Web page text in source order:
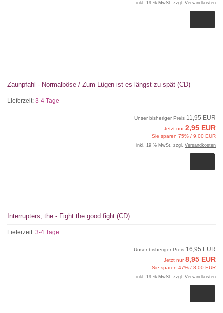
inkl. 19 % MwSt. zzgl. Versandkosten
Zaunpfahl - Normalböse / Zum Lügen ist es längst zu spät (CD)
Lieferzeit: 3-4 Tage
Unser bisheriger Preis 11,95 EUR
Jetzt nur2,95 EUR
Sie sparen 75% / 9,00 EUR
inkl. 19 % MwSt. zzgl. Versandkosten
Interrupters, the - Fight the good fight (CD)
Lieferzeit: 3-4 Tage
Unser bisheriger Preis 16,95 EUR
Jetzt nur8,95 EUR
Sie sparen 47% / 8,00 EUR
inkl. 19 % MwSt. zzgl. Versandkosten